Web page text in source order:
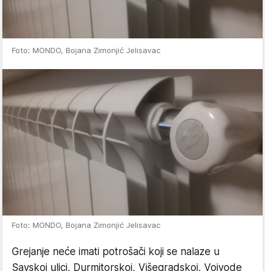
Foto: MONDO, Bojana Zimonjić Jelisavac
Foto: MONDO, Bojana Zimonjić Jelisavac
Grejanje neće imati potrošači koji se nalaze u
Savskoj ulici, Durmitorskoj, Višegradskoj, Vojvode